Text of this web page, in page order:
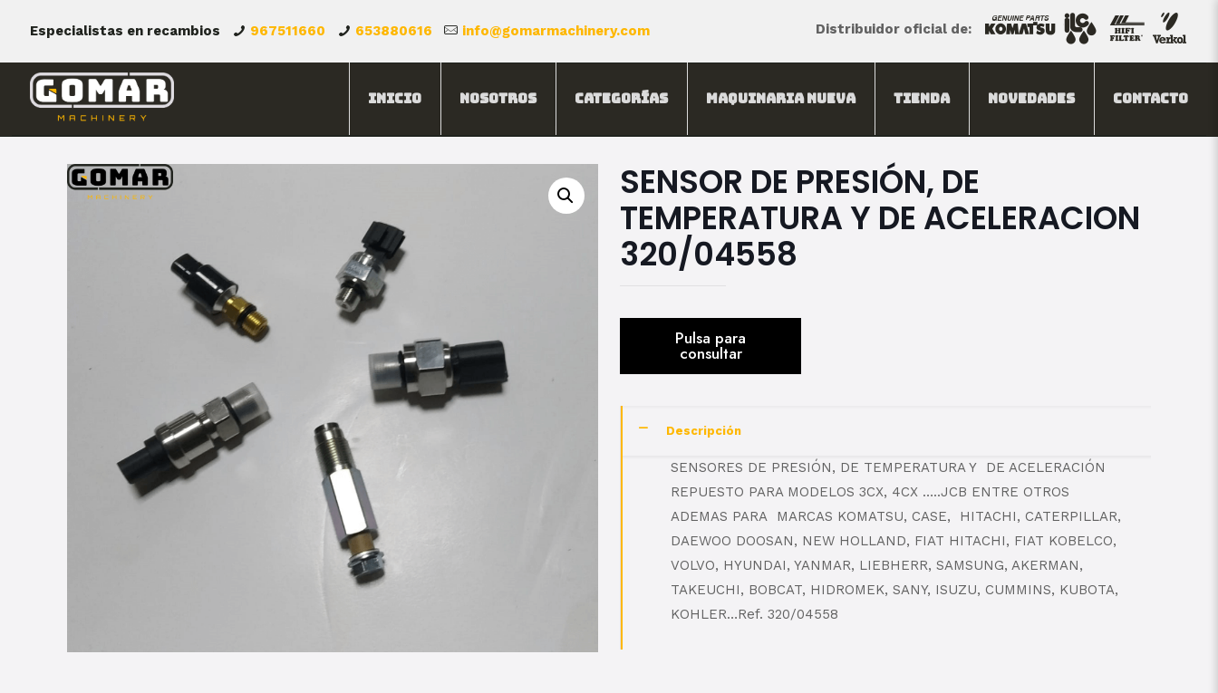
Especialistas en recambios 967511660 653880616 info@gomarmachinery.com Distribuidor oficial de:
Inicio Nosotros Categorías Maquinaria Nueva Tienda Novedades Contacto
SENSOR DE PRESIÓN, DE
TEMPERATURA Y DE ACELERACION
320/04558
Descripción
SENSORES DE PRESIÓN, DE TEMPERATURA Y DE ACELERACIÓN
REPUESTO PARA MODELOS 3CX, 4CX …..JCB ENTRE OTROS
ADEMAS PARA MARCAS KOMATSU, CASE, HITACHI, CATERPILLAR,
DAEWOO DOOSAN, NEW HOLLAND, FIAT HITACHI, FIAT KOBELCO,
VOLVO, HYUNDAI, YANMAR, LIEBHERR, SAMSUNG, AKERMAN,
TAKEUCHI, BOBCAT, HIDROMEK, SANY, ISUZU, CUMMINS, KUBOTA,
KOHLER…Ref. 320/04558